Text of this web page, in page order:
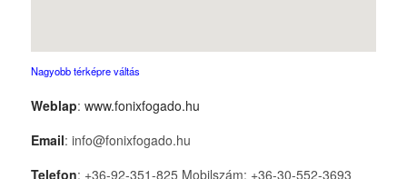
Nagyobb térképre váltás
Weblap: www.fonixfogado.hu
Email: info@fonixfogado.hu
Telefon: +36-92-351-825 Mobilszám: +36-30-552-3693